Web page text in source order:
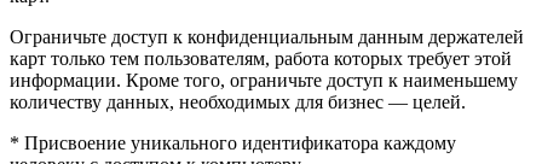
Ограничьте доступ к конфиденциальным данным держателей
карт только тем пользователям, работа которых требует этой
информации. Кроме того, ограничьте доступ к наименьшему
количеству данных, необходимых для бизнес — целей.
* Присвоение уникального идентификатора каждому